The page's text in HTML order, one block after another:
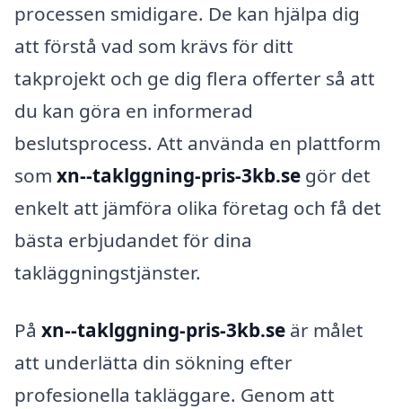
processen smidigare. De kan hjälpa dig
att förstå vad som krävs för ditt
takprojekt och ge dig flera offerter så att
du kan göra en informerad
beslutsprocess. Att använda en plattform
som xn--taklggning-pris-3kb.se gör det
enkelt att jämföra olika företag och få det
bästa erbjudandet för dina
takläggningstjänster.
På xn--taklggning-pris-3kb.se är målet
att underlätta din sökning efter
profesionella takläggare. Genom att